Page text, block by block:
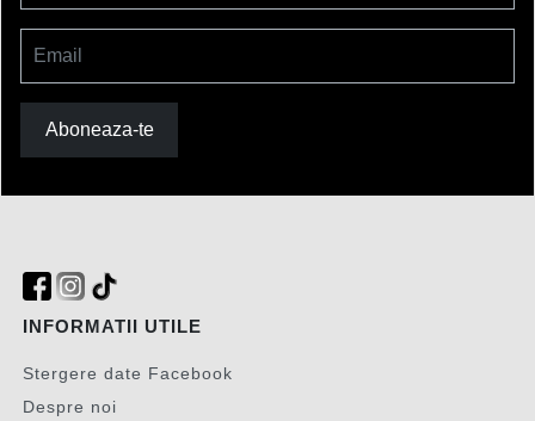
Email
Aboneaza-te
INFORMATII UTILE
Stergere date Facebook
Despre noi